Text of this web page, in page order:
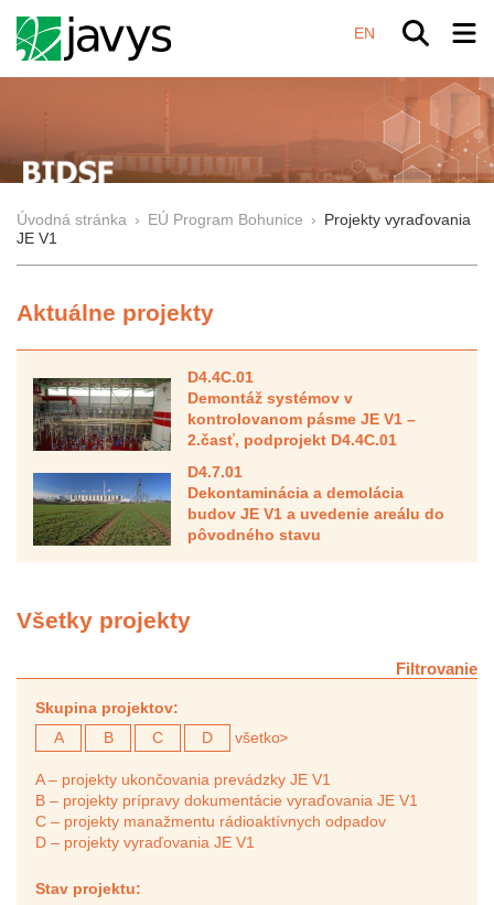
EN
Úvodná stránka › EÚ Program Bohunice › Projekty vyraďovania
JE V1
Aktuálne projekty
D4.4C.01
Demontáž systémov v
kontrolovanom pásme JE V1 –
2.časť, podprojekt D4.4C.01
D4.7.01
Dekontaminácia a demolácia
budov JE V1 a uvedenie areálu do
pôvodného stavu
Všetky projekty
Filtrovanie
Skupina projektov:
A
B C D všetko>
A – projekty ukončovania prevádzky JE V1
B – projekty prípravy dokumentácie vyraďovania JE V1
C – projekty manažmentu rádioaktívnych odpadov
D – projekty vyraďovania JE V1
Stav projektu: